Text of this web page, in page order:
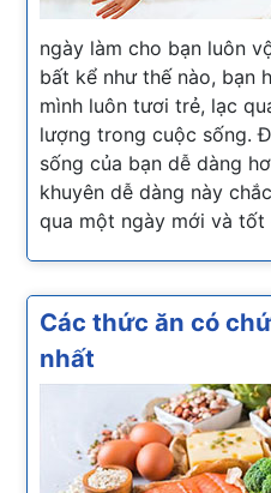
ngày làm cho bạn luôn
bất kể như thế nào, bạn
mình luôn tươi trẻ, lạc
lượng trong cuộc sống.
sống của bạn dễ dàng
khuyên dễ dàng này
qua một ngày mới và tốt
Các thức ăn có
nhất